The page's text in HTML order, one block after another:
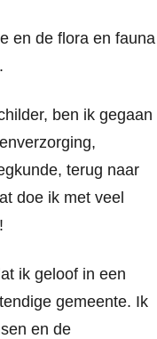
en de flora en fauna
.
ben ik gegaan
terug naar
doe ik met veel
ik geloof in een
gemeente. Ik
en de